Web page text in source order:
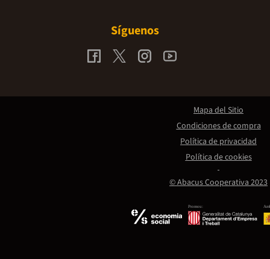
Síguenos
Promou:
© Abacus Cooperativa 2023
Mapa del Sitio
Condiciones de compra
Política de privacidad
Política de cookies